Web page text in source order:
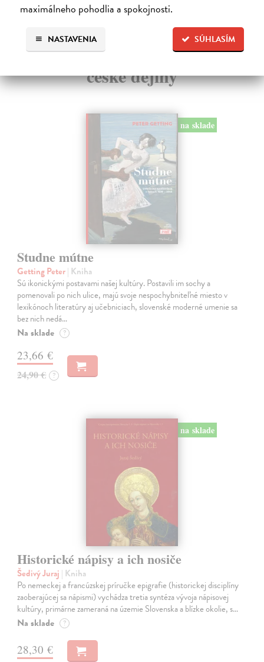
maximálneho pohodlia a spokojnosti.
SÚHLASÍM
NASTAVENIA
Ďalšie z kategórie slovenské a
české dejiny
na sklade
Studne mútne
Getting Peter| Kniha
Sú ikonickými postavami našej kultúry. Postavili im sochy a
pomenovali po nich ulice, majú svoje nespochybniteľné miesto v
lexikónoch literatúry aj učebniciach, slovenské moderné umenie sa
bez nich nedá…
Na sklade ?
23,66 €
24,90 € ?
na sklade
Historické nápisy a ich nosiče
Šedivý Juraj | Kniha
Po nemeckej a francúzskej príručke epigrafie (historickej disciplíny
zaoberajúcej sa nápismi) vychádza tretia syntéza vývoja nápisovej
kultúry, primárne zameraná na územie Slovenska a blízke okolie, s…
Na sklade ?
28,30 €